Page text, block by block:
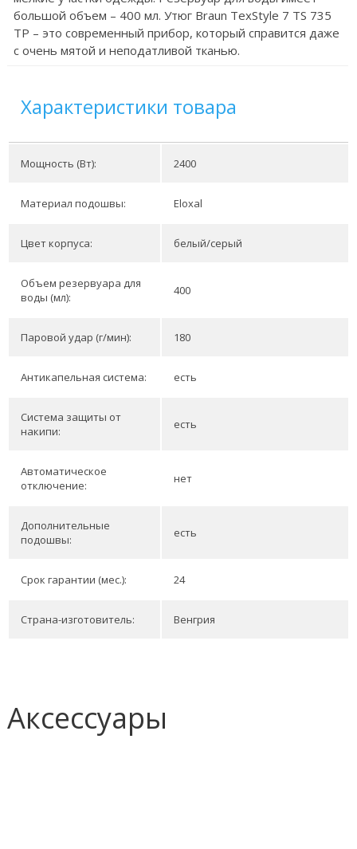
большой объем – 400 мл. Утюг Braun TexStyle 7 TS 735
TP – это современный прибор, который справится даже
с очень мятой и неподатливой тканью.
Характеристики товара
Мощность (Вт): 2400
Материал подошвы: Eloxal
Цвет корпуса: белый/серый
Объем резервуара для
воды (мл):
400
Паровой удар (г/мин): 180
Антикапельная система: есть
Система защиты от
накипи:
есть
Автоматическое
отключение:
нет
Дополнительные
подошвы:
есть
Срок гарантии (мес.): 24
Страна-изготовитель: Венгрия
Аксессуары